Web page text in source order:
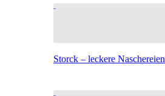
Storck – leckere Naschereien